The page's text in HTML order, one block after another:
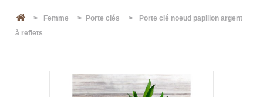
> Femme > Porte clés >
Porte clé noeud papillon argent
à reflets